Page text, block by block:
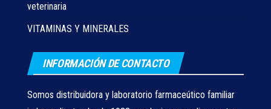
veterinaria
VITAMINAS Y MINERALES
INFORMACIÓN DE CONTACTO
Somos distribuidora y laboratorio farmaceútico familiar